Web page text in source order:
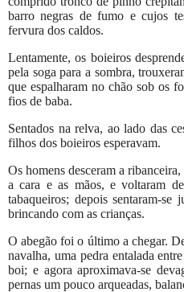
barro negras de fumo e cujos
fervura dos caldos.
Lentamente, os boieiros
pela soga para a sombra,
que espalharam no chão sob os
fios de baba.
Sentados na relva, ao lado das
filhos dos boieiros esperavam.
Os homens desceram a
a cara e as mãos, e voltaram
tabaqueiros; depois sentaram-se
brincando com as crianças.
O abegão foi o último a chegar.
navalha, uma pedra entalada
boi; e agora aproximava-se
pernas um pouco arqueadas,